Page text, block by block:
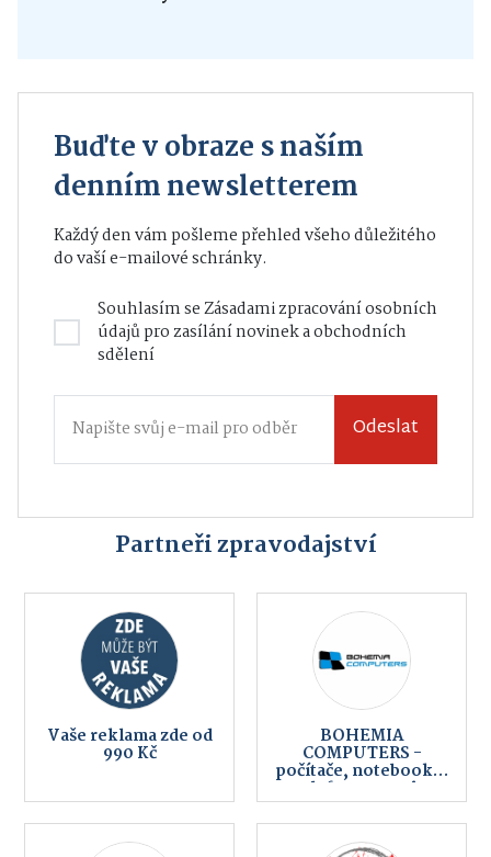
Buďte v obraze s naším
denním newsletterem
Každý den vám pošleme přehled všeho důležitého
do vaší e-mailové schránky.
Souhlasím seZásadami zpracování osobních
údajůpro zasílání novinek a obchodních
sdělení
Odeslat
Partneři zpravodajství
Vaše reklama zde od
990 Kč
BOHEMIA
COMPUTERS -
počítače, notebooky,
telefony, servis,
internet